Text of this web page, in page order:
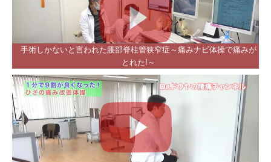
手術しかないと言われた腰部脊柱管狭窄症～痛みナビ体操で痛みが
とれた!～